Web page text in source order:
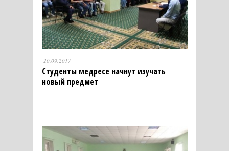
20.09.2017
Студенты медресе начнут изучать
новый предмет